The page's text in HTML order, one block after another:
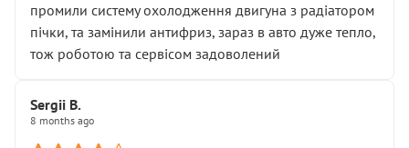
промили систему охолодження двигуна з радіатором
пічки, та замінили антифриз, зараз в авто дуже тепло,
тож роботою та сервісом задоволений
Sergii B.
8 months ago